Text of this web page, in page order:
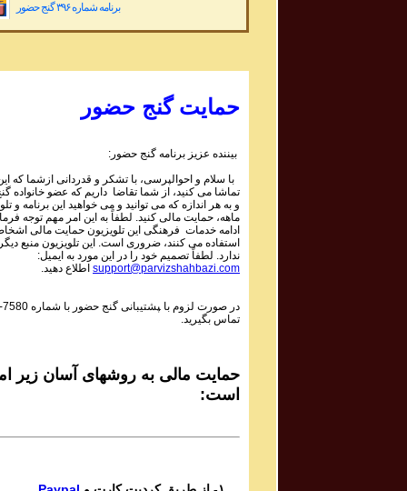
برنامه شماره ۳۹۶ گنج حضور
Parviz Shahbazi
برنامه شماره ۳۹۵ گنج حضور
Ganj e Hozour Program #394
Ganj e Hozour Program #393
برنامه شماره ۳۹۳ گنج حضور
Parviz Shahbazi
Ganj e Hozour Program #392
برنامه شماره ۳۹۲ گنج حضور
Ganj e Hozour Program #391
Ganj e Hozour Program #390
Ganj e Hozour Program #389
Parviz Shahbazi
حمایت گنج حضور
بیننده عزیز برنامه گنج حضور:
با سلام و احوالپرسی، با تشکر و قدردانی ازشما که این
تماشا می کنید، از شما تقاضا داریم که عضو خانواده
و به هر اندازه که می توانید و می خواهید این برنامه و
ماهه، حمایت مالی کنید. لطفاً به این امر مهم توجه
ادامه خدمات فرهنگی این تلویزیون حمایت مالی
استفاده می کنند، ضروری است. این تلویزیون منبع
ندارد. لطفاً تصمیم خود را در این مورد به ایمیل:
support@parvizshahbazi.com اطلاع دهید.
در صورت لزوم با ‍پشتیبانی گنج حضور با شماره 7580
تماس بگیرید.
حمایت مالی به روشهای آسان زیر
است: